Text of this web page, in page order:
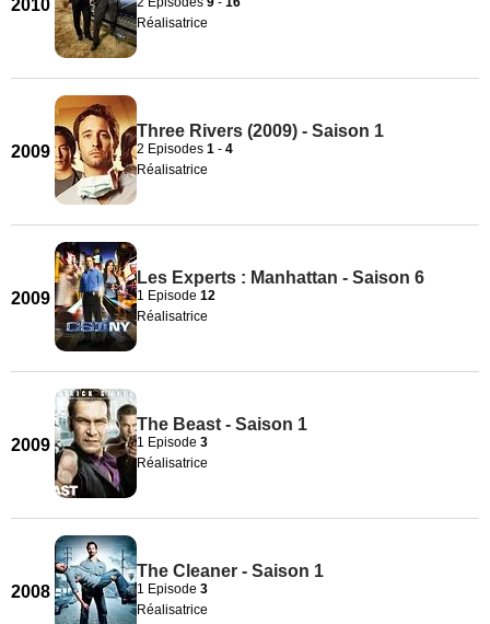
2010
Réalisatrice
2009
Three Rivers (2009) - Saison 1
2 Episodes 1 - 4
Réalisatrice
2009
Les Experts : Manhattan - Saison 6
1 Episode 12
Réalisatrice
2009
The Beast - Saison 1
1 Episode 3
Réalisatrice
2008
The Cleaner - Saison 1
1 Episode 3
Réalisatrice